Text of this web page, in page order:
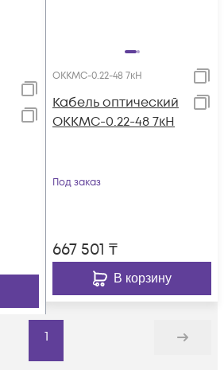
ОККМС-0.22-48 7кН
Кабель оптический
ОККМС-0.22-48 7кН
Под заказ
667 501 ₸
В корзину
1
Дальше